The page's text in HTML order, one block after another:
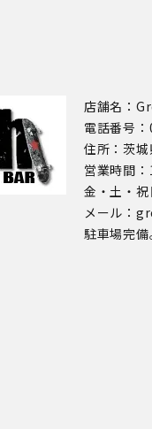
店舗名：
電話番号
住所：茨
営業時間
金・土・
メール：
駐車場完備